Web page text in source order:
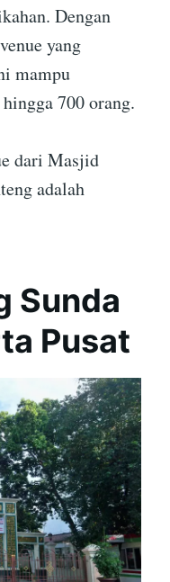
Dengan
yang
mampu
700 orang.
dari Masjid
adalah
Sunda
Pusat